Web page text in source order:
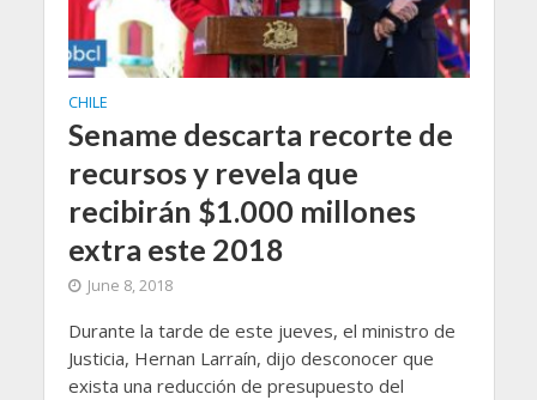
CHILE
Sename descarta recorte de
recursos y revela que
recibirán $1.000 millones
extra este 2018
June 8, 2018
Durante la tarde de este jueves, el ministro de
Justicia, Hernan Larraín, dijo desconocer que
exista una reducción de presupuesto del